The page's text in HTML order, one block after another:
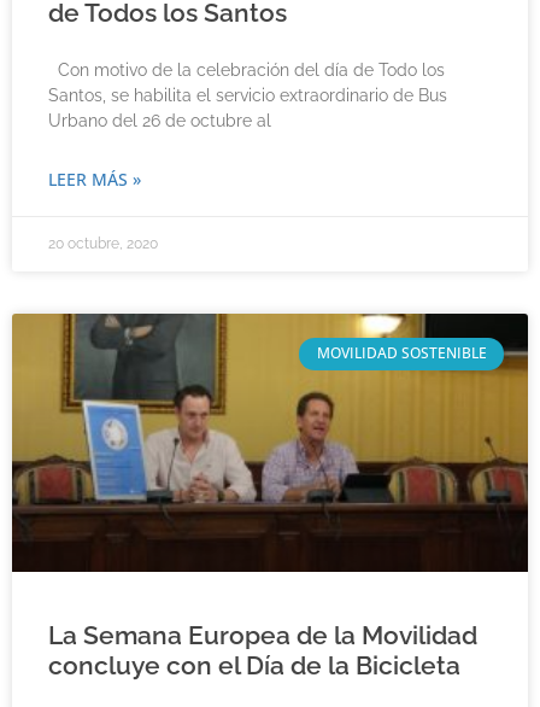
de Todos los Santos
Con motivo de la celebración del día de Todo los
Santos, se habilita el servicio extraordinario de Bus
Urbano del 26 de octubre al
LEER MÁS »
20 octubre, 2020
MOVILIDAD SOSTENIBLE
La Semana Europea de la Movilidad
concluye con el Día de la Bicicleta